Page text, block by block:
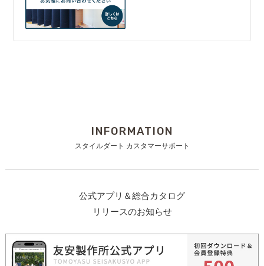
INFORMATION
スタイルダート カスタマーサポート
公式アプリ＆総合カタログ
リリースのお知らせ